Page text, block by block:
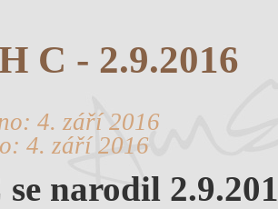
C - 2.9.2016
4. září 2016
4. září 2016
narodil